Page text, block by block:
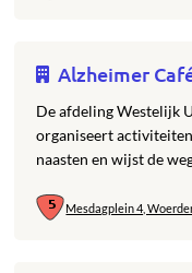
Alzheimer
De afdeling Westelijk
organiseert
naasten en wijst de
Mesdagplein 4,